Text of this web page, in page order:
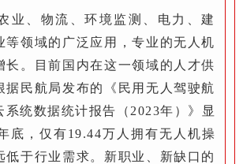
业、物流、环境监测、电力、建
等领域的广泛应用，专业的无人机
长。目前国内在这一领域的人才供
据民航局发布的《民用无人驾驶航
系统数据统计报告（2023年）》显
底，仅有19.44万人拥有无人机操
低于行业需求。新职业、新缺口的